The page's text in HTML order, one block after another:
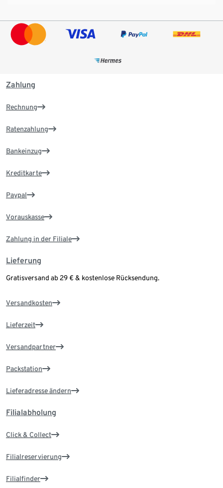
Zahlung
Rechnung
Ratenzahlung
Bankeinzug
Kreditkarte
Paypal
Vorauskasse
Zahlung in der Filiale
Lieferung
Gratisversand ab 29 € & kostenlose Rücksendung.
Versandkosten
Lieferzeit
Versandpartner
Packstation
Lieferadresse ändern
Filialabholung
Click & Collect
Filialreservierung
Filialfinder